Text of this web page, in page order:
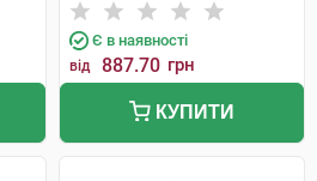
Є в наявності
від 887.70 грн
КУПИТИ